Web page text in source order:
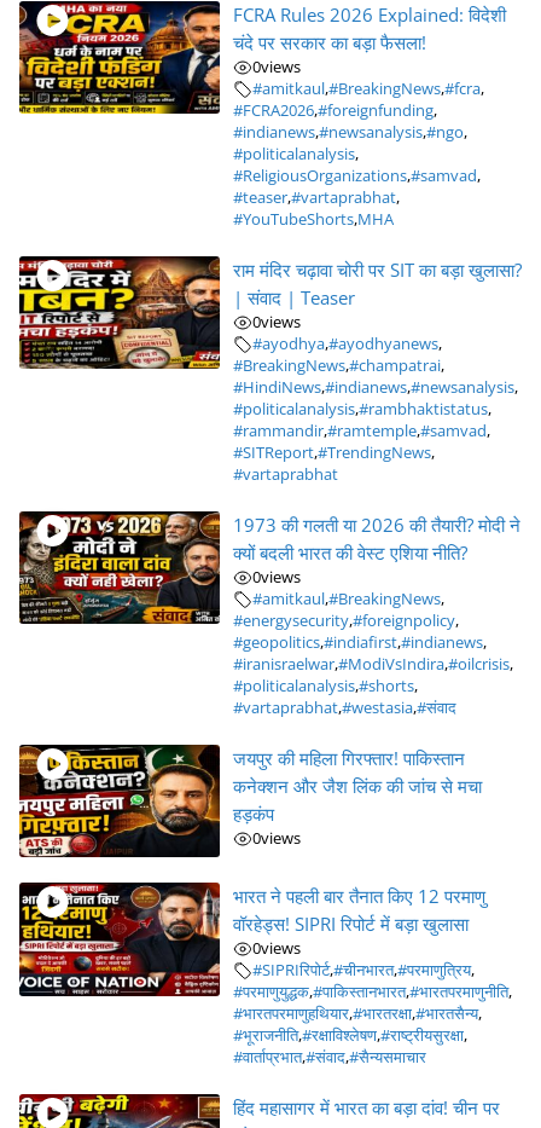
FCRA Rules 2026 Explained: विदेशी
चंदे पर सरकार का बड़ा फैसला!
0views
#amitkaul,#BreakingNews,#fcra,
#FCRA2026,#foreignfunding,
#indianews,#newsanalysis,#ngo,
#politicalanalysis,
#ReligiousOrganizations,#samvad,
#teaser,#vartaprabhat,
#YouTubeShorts,MHA
राम मंदिर चढ़ावा चोरी पर SIT का बड़ा खुलासा?
| संवाद | Teaser
0views
#ayodhya,#ayodhyanews,
#BreakingNews,#champatrai,
#HindiNews,#indianews,#newsanalysis,
#politicalanalysis,#rambhaktistatus,
#rammandir,#ramtemple,#samvad,
#SITReport,#TrendingNews,
#vartaprabhat
1973 की गलती या 2026 की तैयारी? मोदी ने
क्यों बदली भारत की वेस्ट एशिया नीति?
0views
#amitkaul,#BreakingNews,
#energysecurity,#foreignpolicy,
#geopolitics,#indiafirst,#indianews,
#iranisraelwar,#ModiVsIndira,#oilcrisis,
#politicalanalysis,#shorts,
#vartaprabhat,#westasia,#संवाद
जयपुर की महिला गिरफ्तार! पाकिस्तान
कनेक्शन और जैश लिंक की जांच से मचा
हड़कंप
0views
भारत ने पहली बार तैनात किए 12 परमाणु
वॉरहेड्स! SIPRI रिपोर्ट में बड़ा खुलासा
0views
#SIPRIरिपोर्ट,#चीनभारत,#परमाणुत्रिय,
#परमाणुयुद्धक,#पाकिस्तानभारत,#भारतपरमाणुनीति,
#भारतपरमाणुहथियार,#भारतरक्षा,#भारतसैन्य,
#भूराजनीति,#रक्षाविश्लेषण,#राष्ट्रीयसुरक्षा,
#वार्ताप्रभात,#संवाद,#सैन्यसमाचार
हिंद महासागर में भारत का बड़ा दांव! चीन पर